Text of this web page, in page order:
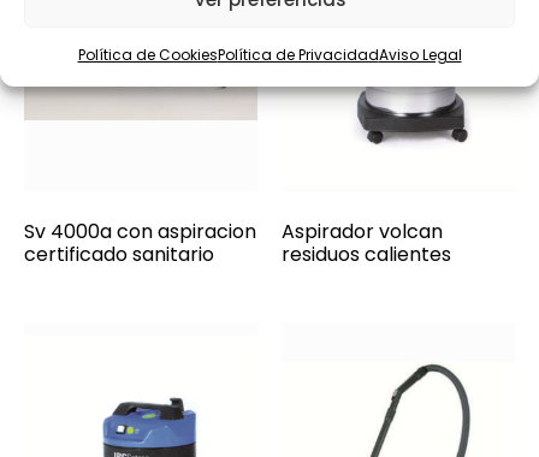
Política de CookiesPolítica de PrivacidadAviso Legal
Sv 4000a con aspiracion
certificado sanitario
Aspirador volcan
residuos calientes